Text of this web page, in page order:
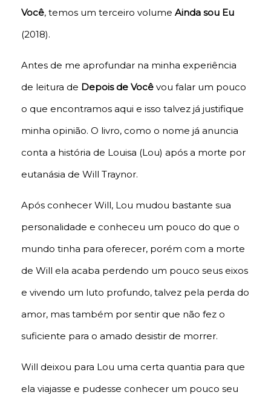
Você, temos um terceiro volume Ainda sou Eu
(2018).
Antes de me aprofundar na minha experiência
de leitura de Depois de Você vou falar um pouco
o que encontramos aqui e isso talvez já justifique
minha opinião. O livro, como o nome já anuncia
conta a história de Louisa (Lou) após a morte por
eutanásia de Will Traynor.
Após conhecer Will, Lou mudou bastante sua
personalidade e conheceu um pouco do que o
mundo tinha para oferecer, porém com a morte
de Will ela acaba perdendo um pouco seus eixos
e vivendo um luto profundo, talvez pela perda do
amor, mas também por sentir que não fez o
suficiente para o amado desistir de morrer.
Will deixou para Lou uma certa quantia para que
ela viajasse e pudesse conhecer um pouco seu